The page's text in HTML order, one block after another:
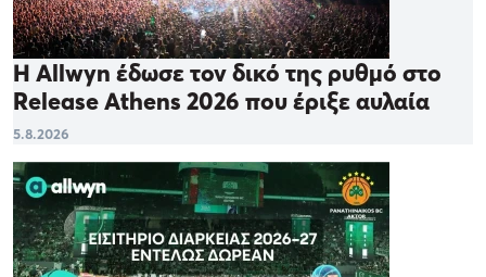
Η Allwyn έδωσε τον δικό της ρυθμό στο
Release Athens 2026 που έριξε αυλαία
5.8.2026